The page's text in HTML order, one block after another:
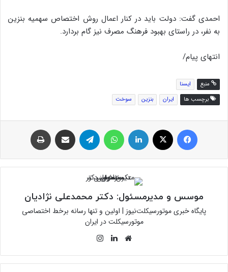
احمدی گفت: دولت باید در کنار اعمال روش اختصاص سهمیه بنزین
به نفر، در راستای بهبود فرهنگ مصرف نیز گام بردارد.
انتهای پیام/
منبع
ایسنا
برچسب ها
ایران بنزین سوخت
فیس بوک لینکدین تلگرام اشتراک گذاری از طریق ایمیل
موسس و مدیرمسئول: دکتر محمدعلی نژادیان
پایگاه خبری موتورسیکلت‌نیوز | اولین و تنها رسانه برخط اختصاصی
موتورسیکلت در ایران
وبسایتلینکدین